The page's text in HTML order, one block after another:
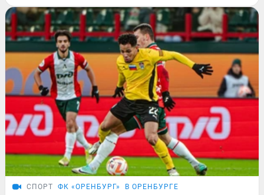
СПОРТ ФК «ОРЕНБУРГ» В ОРЕНБУРГЕ